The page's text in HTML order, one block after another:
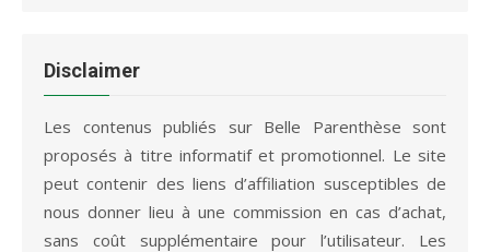
79,00 €.
Disclaimer
Les contenus publiés sur Belle Parenthèse sont
proposés à titre informatif et promotionnel. Le site
peut contenir des liens d’affiliation susceptibles de
nous donner lieu à une commission en cas d’achat,
sans coût supplémentaire pour l’utilisateur. Les